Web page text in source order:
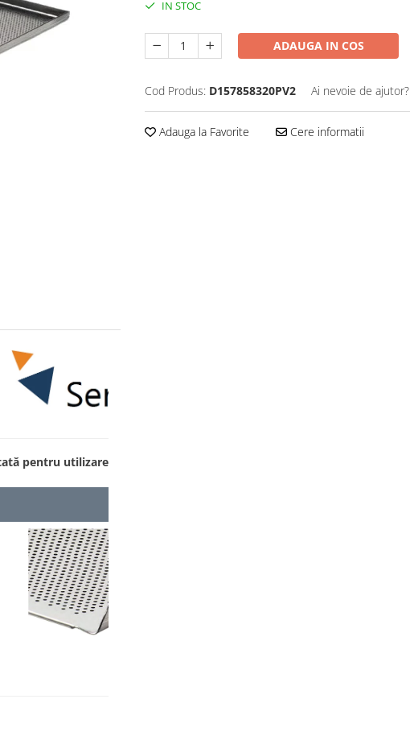
IN STOC
ADAUGA IN COS
Cod Produs: D157858320PV2 Ai nevoie de ajutor?
Adauga la Favorite Cere informatii
pentru utilizare